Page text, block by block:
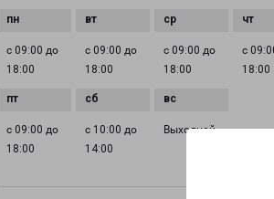
с 09:00 до
18:00
с 09:00 до
18:00
с 09:00 до
18:00
с
18:00
с 09:00 до
18:00
с 10:00 до
14:00
Выходной